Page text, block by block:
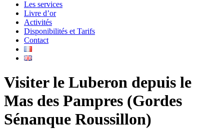
Les services
Livre d’or
Activités
Disponibilités et Tarifs
Contact
Visiter le Luberon depuis le
Mas des Pampres (Gordes
Sénanque Roussillon)